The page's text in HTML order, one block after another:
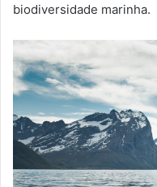
biodiversidade marinha.